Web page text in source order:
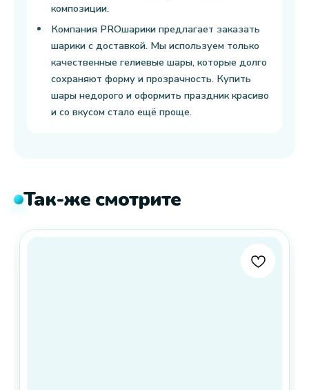
композиции.
Компания PROшарики предлагает заказать
шарики с доставкой. Мы используем только
качественные гелиевые шары, которые долго
сохраняют форму и прозрачность. Купить
шары недорого и оформить праздник красиво
и со вкусом стало ещё проще.
Так-же смотрите